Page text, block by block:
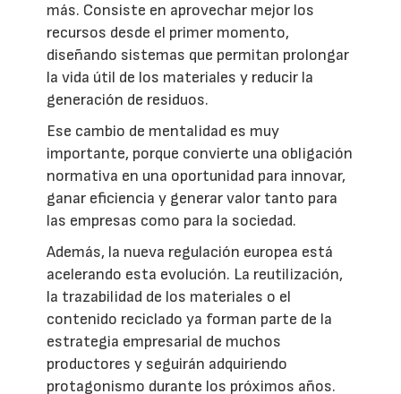
más. Consiste en aprovechar mejor los
recursos desde el primer momento,
diseñando sistemas que permitan prolongar
la vida útil de los materiales y reducir la
generación de residuos.
Ese cambio de mentalidad es muy
importante, porque convierte una obligación
normativa en una oportunidad para innovar,
ganar eficiencia y generar valor tanto para
las empresas como para la sociedad.
Además, la nueva regulación europea está
acelerando esta evolución. La reutilización,
la trazabilidad de los materiales o el
contenido reciclado ya forman parte de la
estrategia empresarial de muchos
productores y seguirán adquiriendo
protagonismo durante los próximos años.